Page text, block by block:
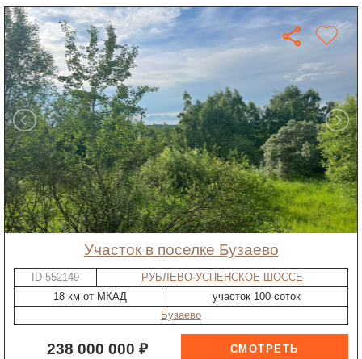
участок в поселке Бузаево
ID-552149
РУБЛЕВО-УСПЕНСКОЕ ШОССЕ
18 км от МКАД
участок 100 соток
Бузаево
238 000 000 ₽